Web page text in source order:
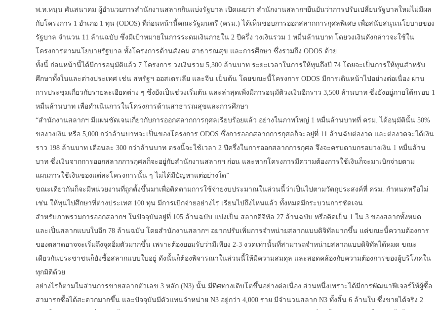
พ.ท.หนุน ศันสนาคม ผู้อำนวยการสำนักงานสลากกินแบ่งรัฐบาล เปิดเผยว่า สำนักงานสลากฯยืนยันว่าการปรับเปลี่ยนรัฐบาลใหม่ไม่มีผล
กับโครงการ 1 อำเภอ 1 ทุน (ODOS) ที่ก่อนหน้านี้คณะรัฐมนตรี (ครม.) ได้เห็นชอบการออกสลากการกุศลพิเศษ เพื่อสนับสนุนนโยบายของ
รัฐบาล จำนวน 11 ล้านฉบับ ซึ่งมีเป้าหมายในการระดมเงินภายใน 2 ปีครึ่ง วงเงินรวม 1 หมื่นล้านบาท โดยวงเงินดังกล่าวจะใช้ใน
โครงการตามนโยบายรัฐบาล ทั้งโครงการด้านสังคม สาธารณสุข และการศึกษา ซึ่งรวมถึง ODOS ด้วย
ทั้งนี้ ก่อนหน้านี้ได้มีการอนุมัติแล้ว 7 โครงการ วงเงินรวม 5,300 ล้านบาท ระยะเวลาในการให้ทุนถึงปี 74 โดยจะเป็นการให้ทุนสำหรับ
ศึกษาทั้งในและต่างประเทศ เช่น สหรัฐฯ ออสเตรเลีย และจีน เป็นต้น โดยขณะนี้โครงการ ODOS มีการเดินหน้าไปอย่างต่อเนื่อง ผ่าน
การประชุมเกี่ยวกับรายละเอียดต่าง ๆ ซึ่งยังเป็นช่วงเริ่มต้น และล่าสุดเพิ่งมีการอนุมัติวงเงินอีกราว 3,500 ล้านบาท ซึ่งยังอยู่ภายใต้กรอบ 1
หมื่นล้านบาท เพื่อดำเนินการในโครงการด้านสาธารณสุขและการศึกษา
“สำนักงานสลากฯ มีแผนชัดเจนเกี่ยวกับการออกสลากการกุศลเรียบร้อยแล้ว อย่างในภาพใหญ่ 1 หมื่นล้านบาทที่ ครม. ได้อนุมัตินั้น 50%
ของวงเงิน หรือ 5,000 กว่าล้านบาทจะเป็นของโครงการ ODOS ซึ่งการออกสลากการกุศลก็จะอยู่ที่ 11 ล้านฉับต่องวด และต่องวดจะได้เงิน
ราว 198 ล้านบาท เดือนละ 300 กว่าล้านบาท ตรงนี้จะใช้เวลา 2 ปีครึ่งในการออกสลากการกุศล จึงจะครบตามกรอบวงเงิน 1 หมื่นล้าน
บาท ซึ่งเงินจากการออกสลากการกุศลก็จะอยู่กับสำนักงานสลากฯ ก่อน และหากโครงการมีความต้องการใช้เงินก็จะมาเบิกจ่ายตาม
แผนการใช้เงินของแต่ละโครงการนั้น ๆ ไม่ได้มีปัญหาแต่อย่างใด”
ขณะเดียวกันก็จะมีหน่วยงานที่ถูกตั้งขึ้นมาเพื่อติดตามการใช้จ่ายงบประมาณในส่วนนี้ว่าเป็นไปตามวัตถุประสงค์ที่ ครม. กำหนดหรือไม่
เช่น ให้ทุนไปศึกษาที่ต่างประเทศ 100 ทุน มีการเบิกจ่ายอย่างไร เรียนไปถึงไหนแล้ว ทั้งหมดมีกระบวนการชัดเจน
สำหรับภาพรวมการออกสลากฯ ในปัจจุบันอยู่ที่ 105 ล้านฉบับ แบ่งเป็น สลากดิจิทัล 27 ล้านฉบับ หรือคิดเป็น 1 ใน 3 ของสลากทั้งหมด
และเป็นสลากแบบใบอีก 78 ล้านฉบับ โดยสำนักงานสลากฯ อยากปรับเพิ่มการจำหน่ายสลากแบบดิจิทัลมากขึ้น แต่ขณะนี้ความต้องการ
ของตลาดอาจจะเริ่มถึงจุดอิ่มตัวมากขึ้น เพราะต้องยอมรับว่ามีเพียง 2-3 งวดเท่านั้นที่สามารถจำหน่ายสลากแบบดิจิทัลได้หมด ขณะ
เดียวกันประชาชนก็ยังซื้อสลากแบบใบอยู่ ดังนั้นก็ต้องพิจารณาในส่วนนี้ให้มีความสมดุล และสอดคล้องกับความต้องการของผู้บริโภคใน
ทุกมิติด้วย
อย่างไรก็ตามในส่วนการขายสลากตัวเลข 3 หลัก (N3) นั้น มีทิศทางเติบโตขึ้นอย่างต่อเนื่อง ส่วนหนึ่งเพราะได้มีการพัฒนาฟีเจอร์ให้ผู้ซื้อ
สามารถซื้อได้สะดวกมากขึ้น และปัจจุบันมีตัวแทนจำหน่าย N3 อยู่กว่า 4,000 ราย มีจำนวนสลาก N3 ทั้งสิ้น 6 ล้านใบ ซึ่งขายได้จริง 2